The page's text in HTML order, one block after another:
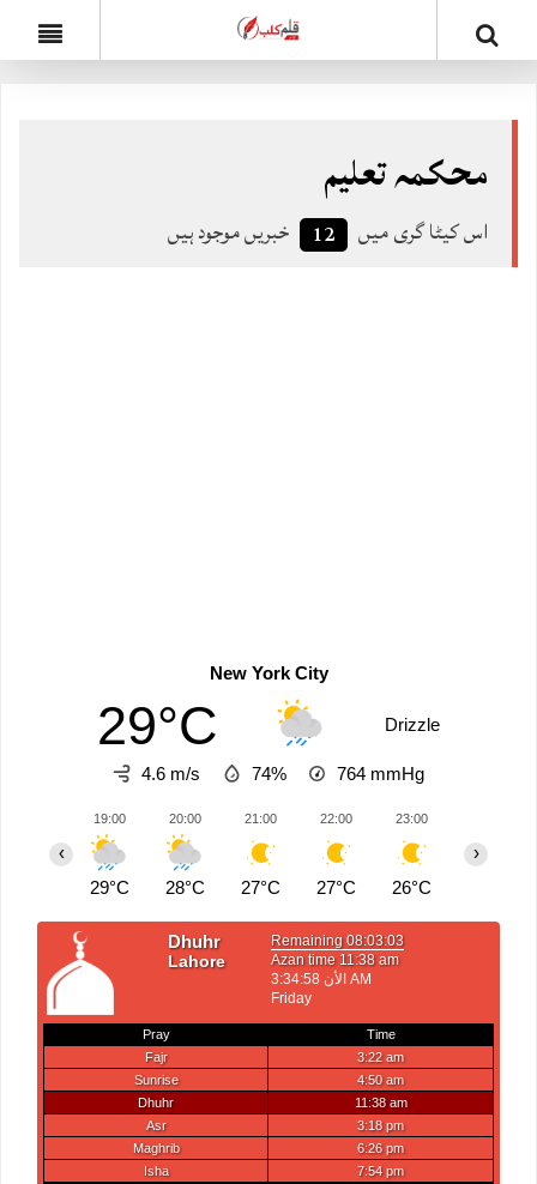
محکمہ تعلیم
اس کیٹا گری میں 12 خبریں موجود ہیں
New York City
29°C Drizzle
4.6 m/s 74% 764 mmHg
19:00
29°C
20:00
28°C
21:00
27°C
22:00
27°C
23:00
26°C
‹ ›